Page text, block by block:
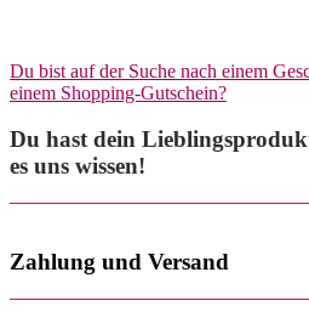
Du bist auf der Suche nach einem
einem Shopping-Gutschein?
Du hast dein
es uns wissen!
Zahlung und Versand